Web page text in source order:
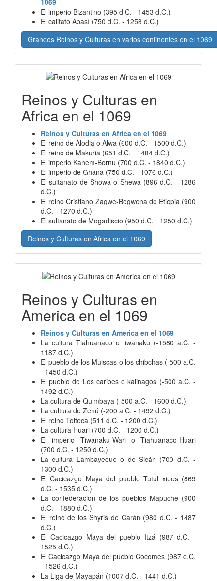
El imperio Bizantino (395 d.C. - 1453 d.C.)
El califato Abasí (750 d.C. - 1258 d.C.)
Grandes Reinos y Culturas en varios continentes en el 1069
Reinos y Culturas en
Africa en el 1069
Reinos y Culturas en Africa en el 1069
El reino de Alodia o Alwa (600 d.C. - 1500 d.C.)
El reino de Makuria (651 d.C. - 1484 d.C.)
El imperio Kanem-Bornu (700 d.C. - 1840 d.C.)
El imperio de Ghana (750 d.C. - 1076 d.C.)
El sultanato de Showa o Shewa (896 d.C. - 1286
d.C.)
El reino Cristiano Zagwe-Begwena de Etiopia (900
d.C. - 1270 d.C.)
El sultanato de Mogadiscio (950 d.C. - 1250 d.C.)
Reinos y Culturas en Africa en el 1069
Reinos y Culturas en
America en el 1069
Reinos y Culturas en America en el 1069
La cultura Tiahuanaco o tiwanaku (-1580 a.C. -
1187 d.C.)
El pueblo de los Muiscas o los chibchas (-500 a.C.
- 1450 d.C.)
El pueblo de Los caribes o kalinagos (-500 a.C. -
1492 d.C.)
La cultura de Quimbaya (-500 a.C. - 1600 d.C.)
La cultura de Zenú (-200 a.C. - 1492 d.C.)
El reino Tolteca (511 d.C. - 1200 d.C.)
La cultura Huari (700 d.C. - 1200 d.C.)
El imperio Tiwanaku-Wari o Tiahuanaco-Huari
(700 d.C. - 1250 d.C.)
La cultura Lambayeque o de Sicán (700 d.C. -
1300 d.C.)
El Cacicazgo Maya del pueblo Tutul xiues (869
d.C. - 1535 d.C.)
La confederación de los pueblos Mapuche (900
d.C. - 1880 d.C.)
El reino de los Shyris de Carán (980 d.C. - 1487
d.C.)
El Cacicazgo Maya del pueblo Itzá (987 d.C. -
1525 d.C.)
El Cacicazgo Maya del pueblo Cocomes (987 d.C.
- 1526 d.C.)
La Liga de Mayapán (1007 d.C. - 1441 d.C.)